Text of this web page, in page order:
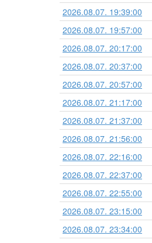
2026.08.07. 19:39:00
2026.08.07. 19:57:00
2026.08.07. 20:17:00
2026.08.07. 20:37:00
2026.08.07. 20:57:00
2026.08.07. 21:17:00
2026.08.07. 21:37:00
2026.08.07. 21:56:00
2026.08.07. 22:16:00
2026.08.07. 22:37:00
2026.08.07. 22:55:00
2026.08.07. 23:15:00
2026.08.07. 23:34:00